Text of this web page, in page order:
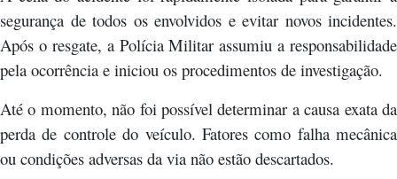
segurança de todos os envolvidos e evitar novos incidentes.
Após o resgate, a Polícia Militar assumiu a responsabilidade
pela ocorrência e iniciou os procedimentos de investigação.
Até o momento, não foi possível determinar a causa exata da
perda de controle do veículo. Fatores como falha mecânica
ou condições adversas da via não estão descartados.